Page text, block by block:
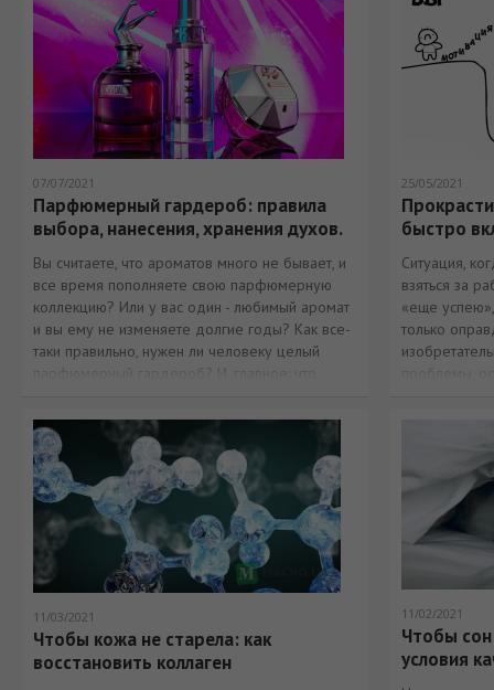
07/07/2021
Парфюмерный гардероб: правила
выбора, нанесения, хранения духов.
Вы считаете, что ароматов много не бывает, и
все время пополняете свою парфюмерную
коллекцию? Или у вас один - любимый аромат
и вы ему не изменяете долгие годы? Как все-
таки правильно, нужен ли человеку целый
парфюмерный гардероб? И, главное: что
радовал вас
25/05/2021
быстро
Ситуация,
взяться за
«еще
только
11/03/2021
Чтобы кожа не старела: как
восстановить коллаген
11/02/2021
Чтобы
условия